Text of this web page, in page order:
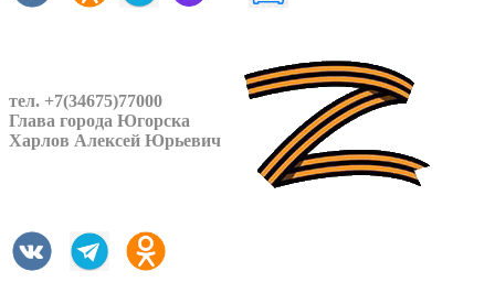
тел. +7(34675)77000
Глава города Югорска
Харлов Алексей Юрьевич